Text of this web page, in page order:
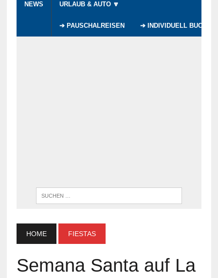
NEWS URLAUB & AUTO 🔽
➔ PAUSCHALREISEN ➔ INDIVIDUELL BUCHEN
HOME FIESTAS
Semana Santa auf La